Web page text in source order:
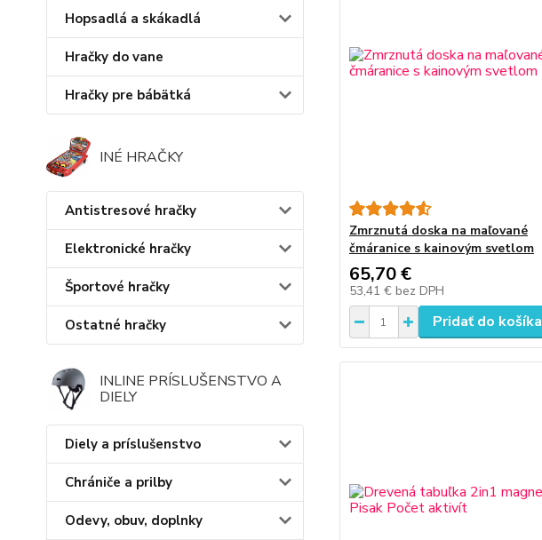
Hopsadlá a skákadlá
Hračky do vane
Hračky pre bábätká
INÉ HRAČKY
Antistresové hračky
Elektronické hračky
Športové hračky
Ostatné hračky
INLINE PRÍSLUŠENSTVO A
DIELY
Diely a príslušenstvo
Chrániče a prilby
Odevy, obuv, doplnky
Zmrznutá doska na maľované
čmáranice s kainovým svetlom
65,70 €
53,41 € bez DPH
Pridať do košíka